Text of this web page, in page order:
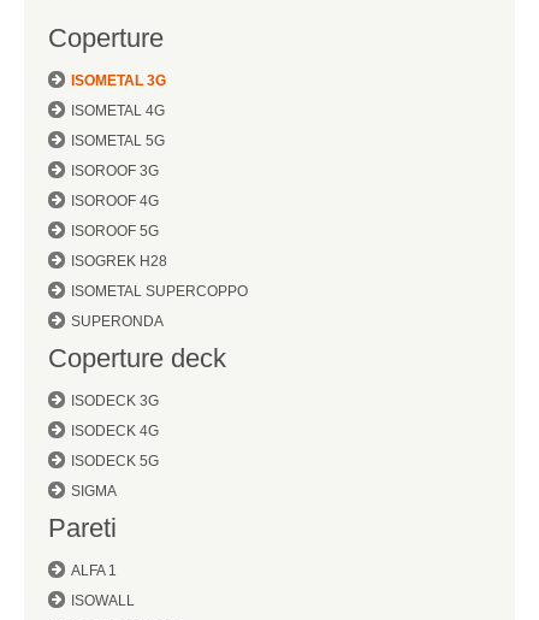
Coperture
ISOMETAL 3G
ISOMETAL 4G
ISOMETAL 5G
ISOROOF 3G
ISOROOF 4G
ISOROOF 5G
ISOGREK H28
ISOMETAL SUPERCOPPO
SUPERONDA
Coperture deck
ISODECK 3G
ISODECK 4G
ISODECK 5G
SIGMA
Pareti
ALFA 1
ISOWALL